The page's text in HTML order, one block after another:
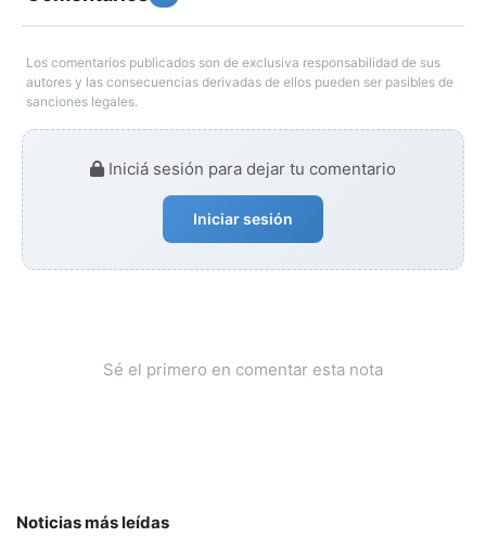
Los comentarios publicados son de exclusiva responsabilidad de sus
autores y las consecuencias derivadas de ellos pueden ser pasibles de
sanciones legales.
Iniciá sesión para dejar tu comentario
Iniciar sesión
Sé el primero en comentar esta nota
Noticias más leídas